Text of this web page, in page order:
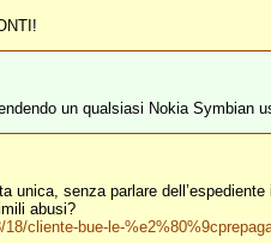
un qualsiasi Nokia
unica, senza parlare
abusi?
cliente-bue-le-